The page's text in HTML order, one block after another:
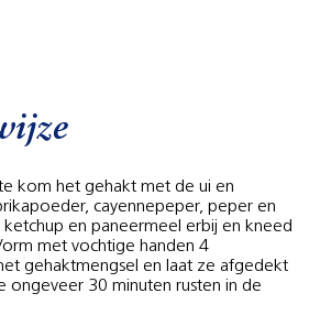
kom het gehakt met de ui en
cayennepeper, peper en
en paneermeel erbij en kneed
met vochtige handen 4
gehaktmengsel en laat ze afgedekt
ongeveer 30 minuten rusten in de